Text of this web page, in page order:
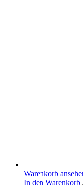
Warenkorb
In den Warenkorb